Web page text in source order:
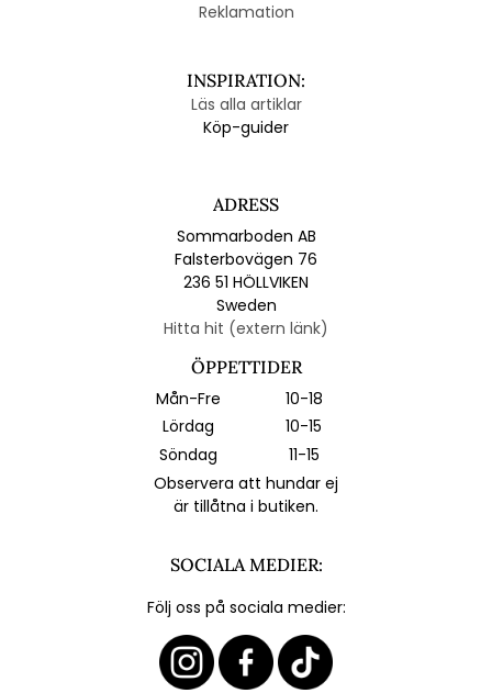
Reklamation
INSPIRATION:
Läs alla artiklar
Köp-guider
ADRESS
Sommarboden AB
Falsterbovägen 76
236 51 HÖLLVIKEN
Sweden
Hitta hit (extern länk)
ÖPPETTIDER
Mån-Fre
10-18
Lördag
10-15
Söndag
11-15
Observera att hundar ej
är tillåtna i butiken.
SOCIALA MEDIER:
Följ oss på sociala medier: